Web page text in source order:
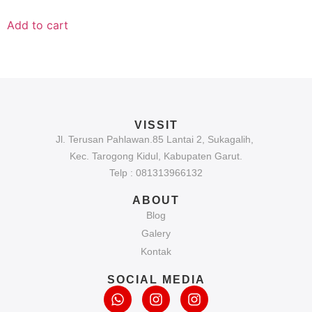
Add to cart
VISSIT
Jl. Terusan Pahlawan.85 Lantai 2, Sukagalih,
Kec. Tarogong Kidul, Kabupaten Garut.
Telp : 081313966132
ABOUT
Blog
Galery
Kontak
SOCIAL MEDIA